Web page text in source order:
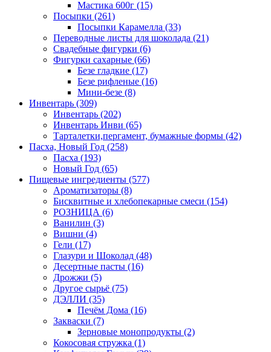
Мастика 600г (15)
Посыпки (261)
Посыпки Карамелла (33)
Переводные листы для шоколада (21)
Свадебные фигурки (6)
Фигурки сахарные (66)
Безе гладкие (17)
Безе рифленые (16)
Мини-безе (8)
Инвентарь (309)
Инвентарь (202)
Инвентарь Инви (65)
Тарталетки,пергамент, бумажные формы (42)
Пасха, Новый Год (258)
Пасха (193)
Новый Год (65)
Пищевые ингредиенты (577)
Ароматизаторы (8)
Бисквитные и хлебопекарные смеси (154)
РОЗНИЦА (6)
Ванилин (3)
Вишни (4)
Гели (17)
Глазури и Шоколад (48)
Десертные пасты (16)
Дрожжи (5)
Другое сырьё (75)
ДЭЛЛИ (35)
Печём Дома (16)
Закваски (7)
Зерновые монопродукты (2)
Кокосовая стружка (1)